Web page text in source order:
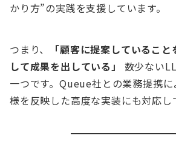
かり方”の実践を支援しています。
つまり、
「顧客に提案しているこ
して成果を出している」
数少ない
一つです。Queue社との業務提携
様を反映した高度な実装にも対応し